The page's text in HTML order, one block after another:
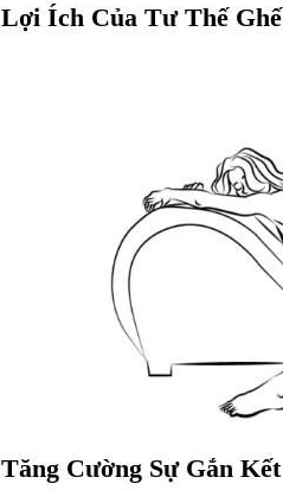
Lợi Ích Của Tư Thế
Tăng Cường Sự Gắn